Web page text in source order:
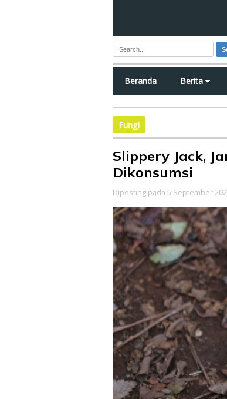
Beranda Berita
Fungi
Slippery Jack,
Dikonsumsi
Diposting pada 5 September